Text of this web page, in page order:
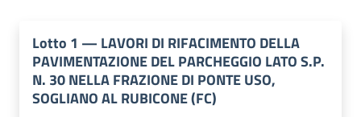
Lotto 1 — LAVORI DI RIFACIMENTO DELLA
PAVIMENTAZIONE DEL PARCHEGGIO LATO S.P.
N. 30 NELLA FRAZIONE DI PONTE USO,
SOGLIANO AL RUBICONE (FC)